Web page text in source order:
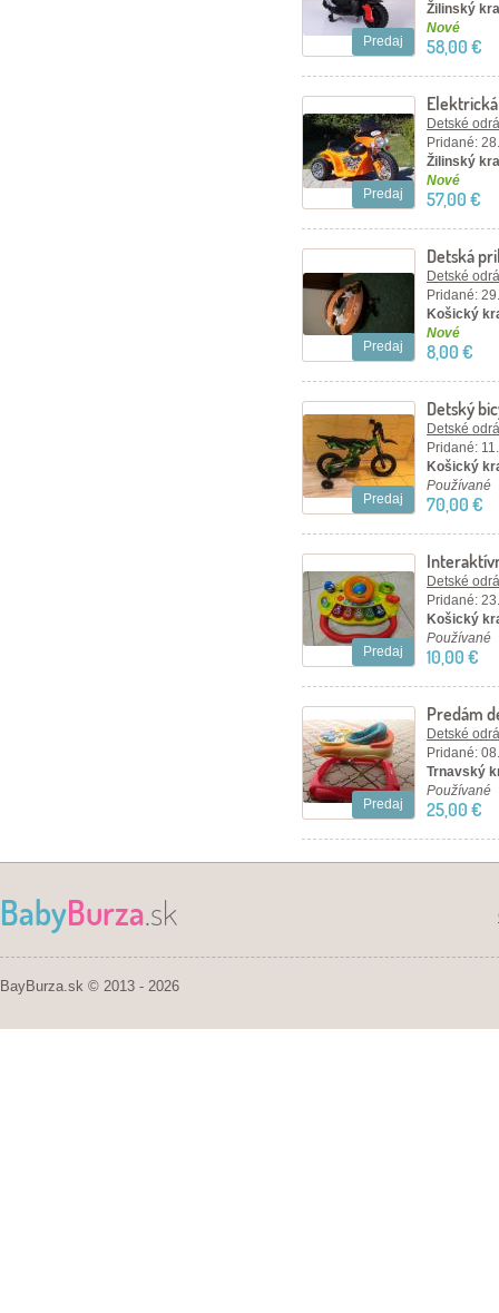
Predaj
Žilinský
Nové
58,00 €
Predaj
oranžová
Detské
Pridané:
Žilinský
Nové
57,00 €
Predaj
Detská
Detské
Pridané:
Košický
Nové
8,00 €
Predaj
Detský
Detské
Pridané:
Košický
Používané
70,00 €
Predaj
jednom
Detské
Pridané:
Košický
Používané
10,00 €
Predaj
Predám
Detské
Pridané:
Trnavský
Používané
25,00 €
BabyBurza.sk
BayBurza.sk © 2013 - 2026